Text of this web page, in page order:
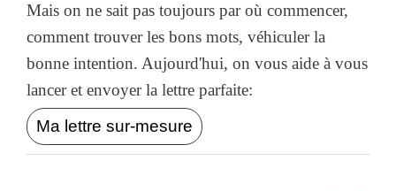
Mais on ne sait pas toujours par où commencer,
comment trouver les bons mots, véhiculer la
bonne intention. Aujourd'hui, on vous aide à vous
lancer et envoyer la lettre parfaite:
Ma lettre sur-mesure